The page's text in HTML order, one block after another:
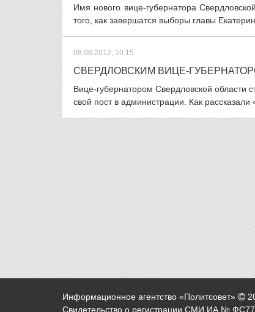
Имя нового вице-губернатора
того, как завершатся выборы главы
08.06.2012, 10:15
СВЕРДЛОВСКИМ ВИЦЕ-
Вице-губернатором Свердловской области
свой пост в администрации. Как рассказали
Информационное агентство «Политсовет»
Свидетельство о регистрации СМИ ИА №